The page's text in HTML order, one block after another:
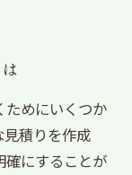
ためにいくつか
積りを作成
確にすることが